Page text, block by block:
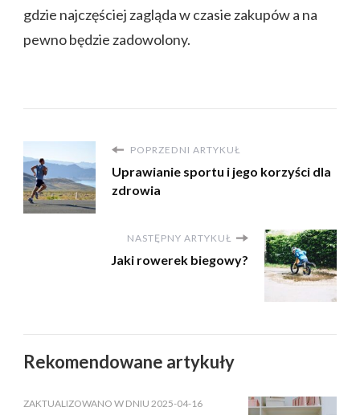
gdzie najczęściej zagląda w czasie zakupów a na
pewno będzie zadowolony.
POPRZEDNI ARTYKUŁ
Uprawianie sportu i jego korzyści dla
zdrowia
NASTĘPNY ARTYKUŁ
Jaki rowerek biegowy?
Rekomendowane artykuły
ZAKTUALIZOWANO W DNIU 2025-04-16